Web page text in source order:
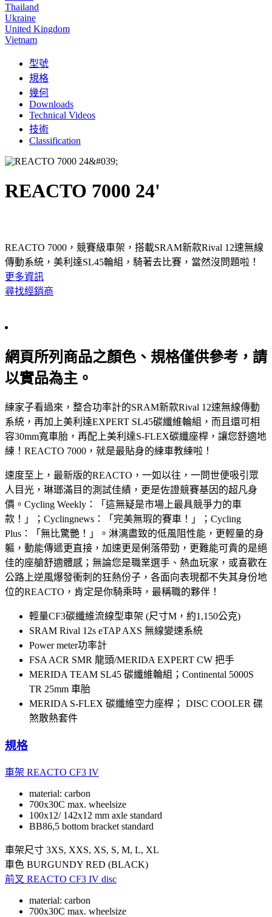
Thailand
Ukraine
United Kingdom
Vietnam
型號
規格
幾何
Downloads
Technical Videos
技術
Classification
REACTO 7000 24'
REACTO 7000，競賽級車架，搭載SRAM新款Rival 12速無線
傳動系統，美利達SL45輪組，騎著去比賽，當然沒問題啦！
更多資訊
尋找經銷商
網頁所列商品之顏色、規格僅供參考，請
以實品為主。
練家子看過來，整合功率計的SRAM新款Rival 12速無線傳動
系統，再加上美利達EXPERT SL45碳纖維輪組，而且還可相
容30mm寬車胎，再配上美利達S-FLEX碳纖座桿，讓您舒適地
練！REACTO 7000，就是最貼身的練車教練啦！
速度至上，最新版的REACTO，一如以往，一問世便吸引眾
人目光，琳瑯滿目的測試佳績，更是佐證競賽基因的超凡身
價。Cycling Weekly：「這無疑是市場上最具競爭力的車
款！」；Cyclingnews：「完美無瑕的賽車！」；Cycling
Plus：「無比驚艷！」。淋漓盡致的低風阻性能，更輕量的身
軀，動能傳遞更直接，加速更是俐落帶勁，更難能可貴的是絕
佳的座艙舒適體感；無論您是職業選手、熱血玩家，或喜歡在
公路上逆風爆發衝刺的狂熱份子，各面向表現都不失其身份地
位的REACTO，肯定是你騎乘時，最稱職的夥伴！
輕量CF3碳纖維流線型車架 (尺寸M，約1,150公克)
SRAM Rival 12s eTAP AXS 無線變速系統
Power meter功率計
FSA ACR SMR 龍頭/MERIDA EXPERT CW 把手
MERIDA TEAM SL45 碳纖維輪組；Continental 5000S
TR 25mm 車胎
MERIDA S-FLEX 碳纖維空力座桿； DISC COOLER 碟
煞散熱套件
規格
車架 REACTO CF3 IV
material: carbon
700x30C max. wheelsize
100x12/ 142x12 mm axle standard
BB86,5 bottom bracket standard
車架尺寸 3XS, XXS, XS, S, M, L, XL
車色 BURGUNDY RED (BLACK)
前叉 REACTO CF3 IV disc
material: carbon
700x30C max. wheelsize